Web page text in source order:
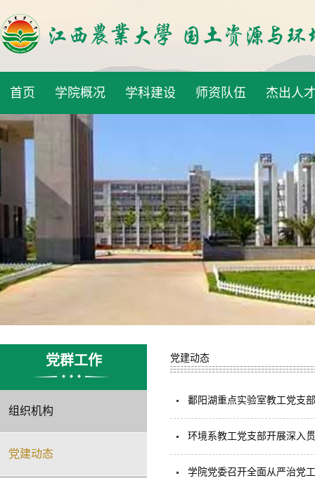
首页 学院概况 学科建设 师资队伍 杰出人
党群工作
组织机构
党建动态
党建动态
鄱阳湖重点实验室教工党支
环境系教工党支部开展深入
学院党委召开全面从严治党